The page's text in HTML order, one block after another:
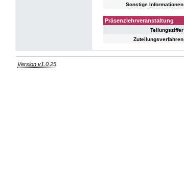
Sonstige Informationen
Präsenzlehrveranstaltung
Teilungsziffer
Zuteilungsverfahren
Version v1.0.25